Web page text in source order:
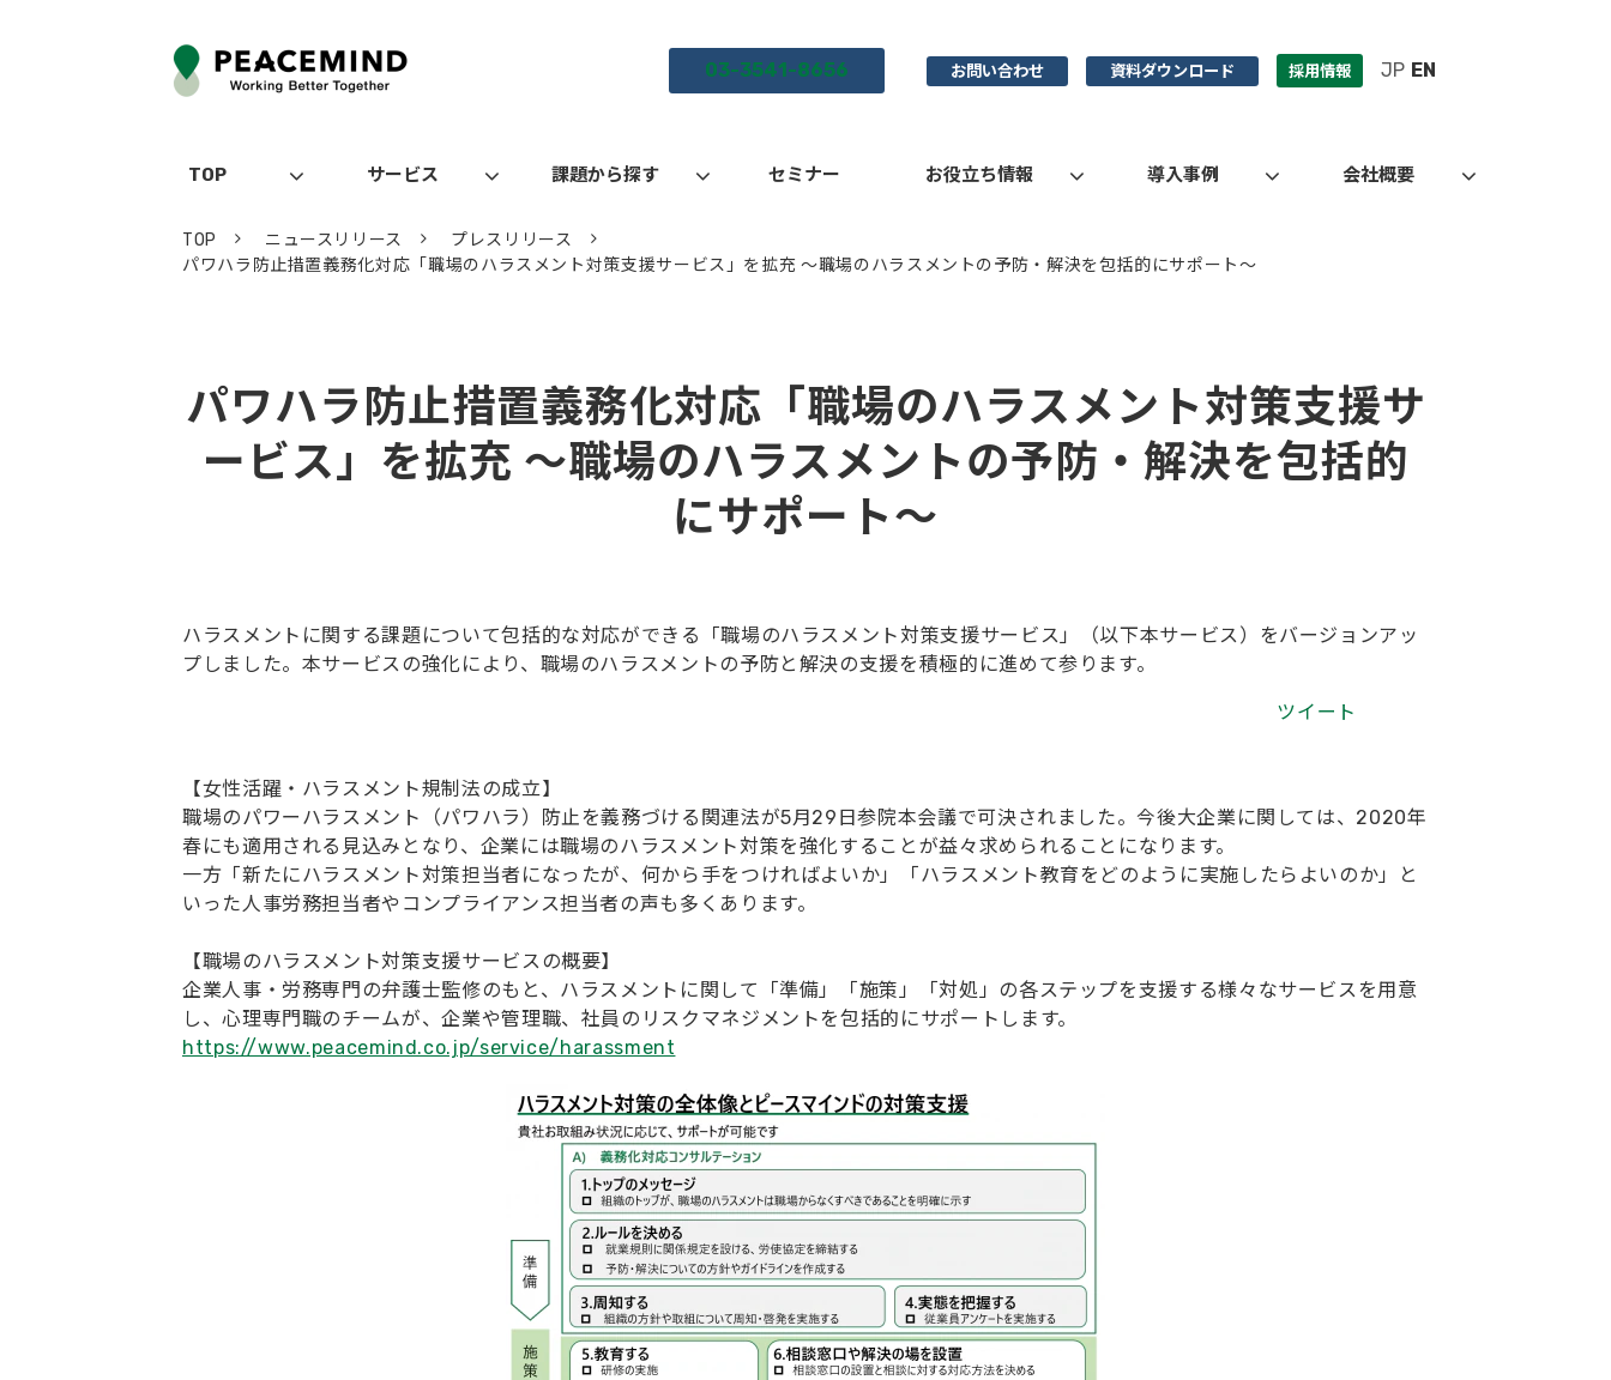
03-3541-8656 お問い合わせ 資料ダウンロード 採用情報 JP EN
TOP サービス 課題から探す セミナー お役立ち情報 導入事例 会社概要
TOP ニュースリリース
プレスリリース
パワハラ防止措置義務化対応「職場のハラスメント対策支援サービス」を拡充 ～職場のハラスメントの予防・解決を包括的にサポート～
パワハラ防止措置義務化対応「職場のハラスメント対策支援サ
ービス」を拡充 ～職場のハラスメントの予防・解決を包括的
にサポート～
ハラスメントに関する課題について包括的な対応ができる「職場のハラスメント対策支援サービス」（以下本サービス）をバージョンアッ
プしました。本サービスの強化により、職場のハラスメントの予防と解決の支援を積極的に進めて参ります。
ツイート
【女性活躍・ハラスメント規制法の成立】
職場のパワーハラスメント（パワハラ）防止を義務づける関連法が5月29日参院本会議で可決されました。今後大企業に関しては、2020年
春にも適用される見込みとなり、企業には職場のハラスメント対策を強化することが益々求められることになります。
一方「新たにハラスメント対策担当者になったが、何から手をつければよいか」「ハラスメント教育をどのように実施したらよいのか」と
いった人事労務担当者やコンプライアンス担当者の声も多くあります。
【職場のハラスメント対策支援サービスの概要】
企業人事・労務専門の弁護士監修のもと、ハラスメントに関して「準備」「施策」「対処」の各ステップを支援する様々なサービスを用意
し、心理専門職のチームが、企業や管理職、社員のリスクマネジメントを包括的にサポートします。
https://www.peacemind.co.jp/service/harassment